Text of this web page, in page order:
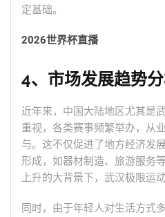
定基础。
2026世界杯直播
4、市场发展趋势
近年来，中国大陆地区尤其是
重视，各类赛事频繁举办，从
与。这不仅促进了地方经济发
形成，如器材制造、旅游服务
上升的大背景下，武汉极限运
同时，由于年轻人对生活方式